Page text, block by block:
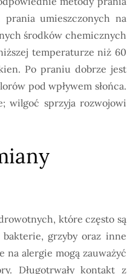
umieszczonych na
środków chemicznych
temperaturze niż 60
Po praniu dobrze jest
pod wpływem słońca.
wilgoć sprzyja rozwojowi
które często są
grzyby oraz inne
na alergie mogą zauważyć
Długotrwały kontakt z